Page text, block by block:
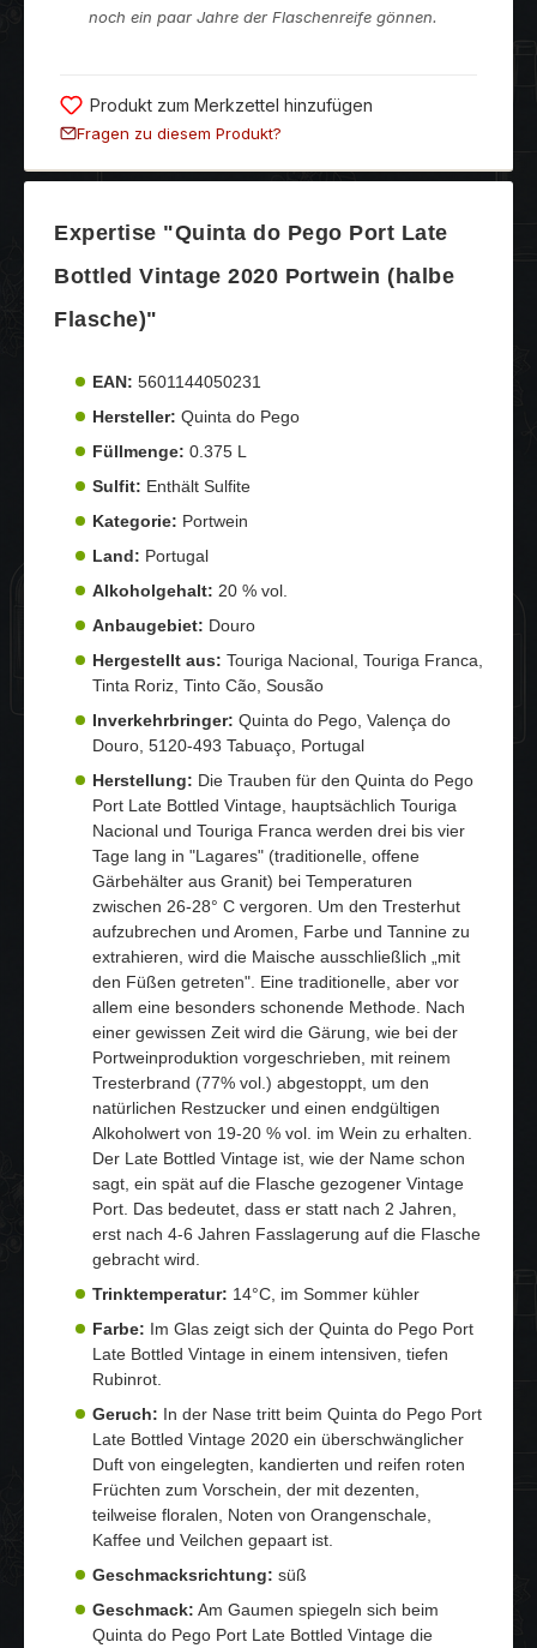
noch ein paar Jahre der Flaschenreife gönnen.
Produkt zum Merkzettel hinzufügen
Fragen zu diesem Produkt?
Expertise "Quinta do Pego Port Late
Bottled Vintage 2020 Portwein (halbe
Flasche)"
EAN: 5601144050231
Hersteller: Quinta do Pego
Füllmenge: 0.375 L
Sulfit: Enthält Sulfite
Kategorie: Portwein
Land: Portugal
Alkoholgehalt: 20 % vol.
Anbaugebiet: Douro
Hergestellt aus: Touriga Nacional, Touriga Franca,
Tinta Roriz, Tinto Cão, Sousão
Inverkehrbringer: Quinta do Pego, Valença do
Douro, 5120-493 Tabuaço, Portugal
Herstellung: Die Trauben für den Quinta do Pego
Port Late Bottled Vintage, hauptsächlich Touriga
Nacional und Touriga Franca werden drei bis vier
Tage lang in "Lagares" (traditionelle, offene
Gärbehälter aus Granit) bei Temperaturen
zwischen 26-28° C vergoren. Um den Tresterhut
aufzubrechen und Aromen, Farbe und Tannine zu
extrahieren, wird die Maische ausschließlich „mit
den Füßen getreten". Eine traditionelle, aber vor
allem eine besonders schonende Methode. Nach
einer gewissen Zeit wird die Gärung, wie bei der
Portweinproduktion vorgeschrieben, mit reinem
Tresterbrand (77% vol.) abgestoppt, um den
natürlichen Restzucker und einen endgültigen
Alkoholwert von 19-20 % vol. im Wein zu erhalten.
Der Late Bottled Vintage ist, wie der Name schon
sagt, ein spät auf die Flasche gezogener Vintage
Port. Das bedeutet, dass er statt nach 2 Jahren,
erst nach 4-6 Jahren Fasslagerung auf die Flasche
gebracht wird.
Trinktemperatur: 14°C, im Sommer kühler
Farbe: Im Glas zeigt sich der Quinta do Pego Port
Late Bottled Vintage in einem intensiven, tiefen
Rubinrot.
Geruch: In der Nase tritt beim Quinta do Pego Port
Late Bottled Vintage 2020 ein überschwänglicher
Duft von eingelegten, kandierten und reifen roten
Früchten zum Vorschein, der mit dezenten,
teilweise floralen, Noten von Orangenschale,
Kaffee und Veilchen gepaart ist.
Geschmacksrichtung: süß
Geschmack: Am Gaumen spiegeln sich beim
Quinta do Pego Port Late Bottled Vintage die